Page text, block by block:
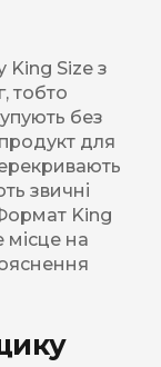
King Size з
тобто
без
для
звичні
King
місце на